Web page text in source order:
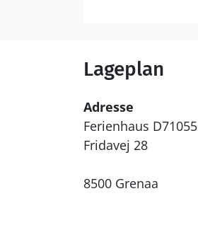
Lageplan
Adresse
Ferienhaus D71055
Fridavej 28
8500 Grenaa